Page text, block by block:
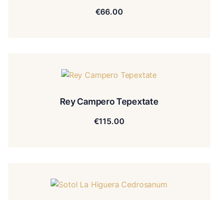
€66.00
Rey Campero Tepextate
€115.00